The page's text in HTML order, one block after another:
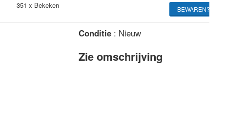
351 x Bekeken BEWAREN?
Conditie: Nieuw
Zie omschrijving